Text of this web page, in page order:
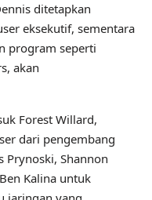
ditetapkan
eksekutif, sementara
program seperti
akan
Forest Willard,
dari pengembang
Prynoski, Shannon
Kalina untuk